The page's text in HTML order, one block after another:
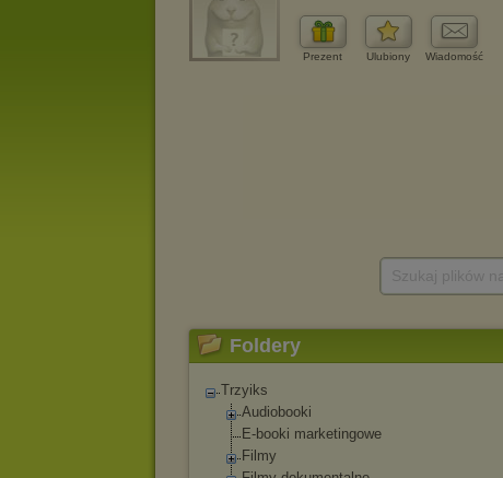
Prezent Ulubiony Wiadomość
Foldery
Trzyiks
Audiobooki
E-booki marketingowe
Filmy